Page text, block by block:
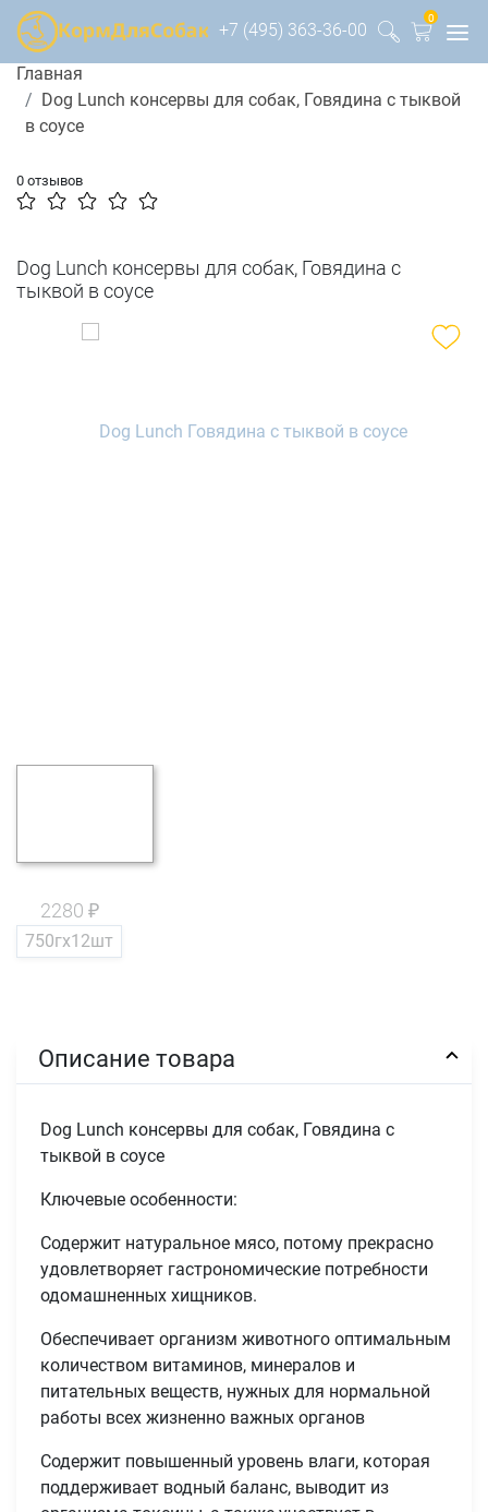
+7 (495) 363-36-00
0
Главная
Dog Lunch консервы для собак, Говядина с тыквой
в соусе
0 отзывов
Dog Lunch консервы для собак, Говядина с
тыквой в соусе
2280 ₽
750гх12шт
Описание товара
Dog Lunch консервы для собак, Говядина с
тыквой в соусе
Ключевые особенности:
Содержит натуральное мясо, потому прекрасно
удовлетворяет гастрономические потребности
одомашненных хищников.
Обеспечивает организм животного оптимальным
количеством витаминов, минералов и
питательных веществ, нужных для нормальной
работы всех жизненно важных органов
Содержит повышенный уровень влаги, которая
поддерживает водный баланс, выводит из